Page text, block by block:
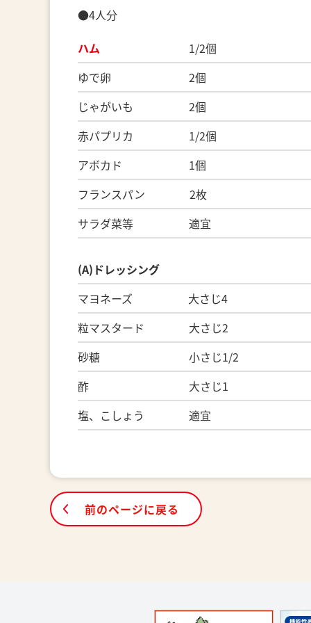
●4人分
ハム 1/2個
ゆで卵 2個
じゃがいも 2個
赤パプリカ 1/2個
アボカド 1個
フランスパン 2枚
サラダ菜等 適宜
(A)ドレッシング
マヨネーズ 大さじ4
粒マスタード 大さじ2
砂糖 小さじ1/2
酢 大さじ1
塩、こしょう 適宜
前のページに戻る